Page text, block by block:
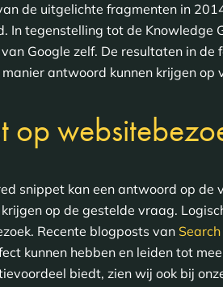
de uitgelichte fragmenten in
In tegenstelling tot de Knowledge
Google zelf. De resultaten in
manier antwoord kunnen krijgen op
op
snippet kan een antwoord op
op de gestelde vraag.
Recente blogposts van
kunnen hebben en leiden tot
biedt, zien wij ook bij